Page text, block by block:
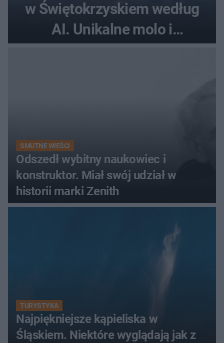
w Świętokrzyskiem według
AI. Unikalne molo i
promenada
SMUTNE WIEŚCI
Odszedł wybitny naukowiec i
konstruktor. Miał swój udział w
historii marki Zenith
TURYSTYKA
Najpiękniejsze kąpieliska w
Śląskiem. Niektóre wyglądają jak z